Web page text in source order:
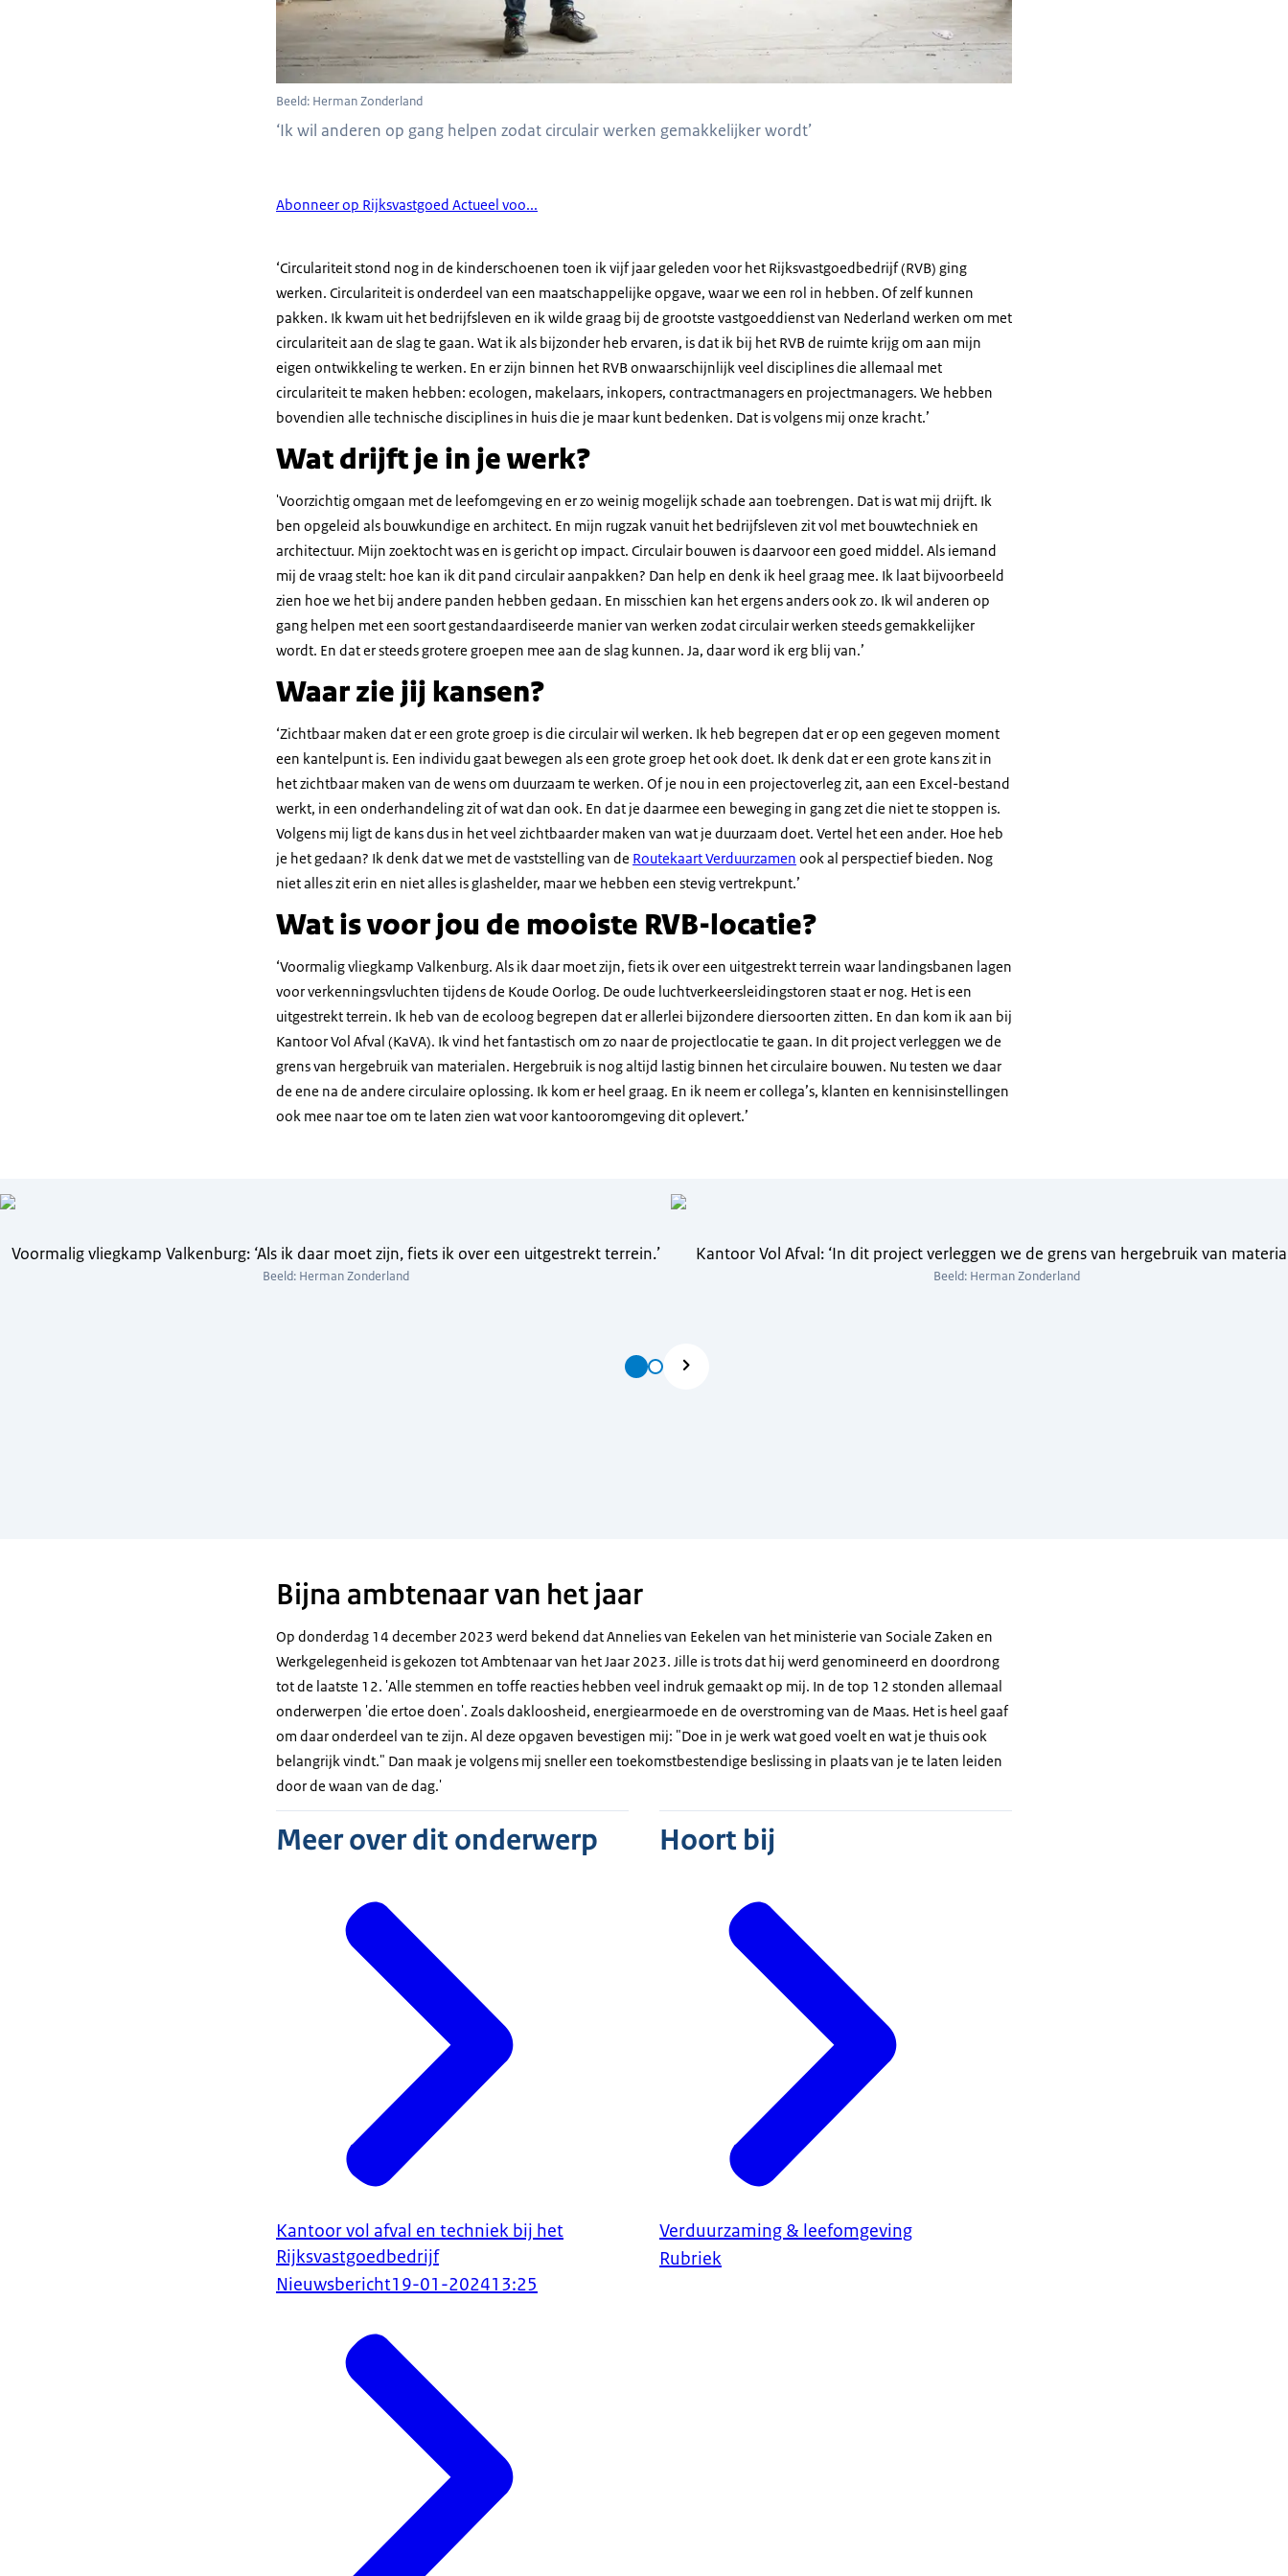
Beeld: Herman Zonderland
‘Ik wil anderen op gang helpen zodat circulair werken gemakkelijker wordt’
Abonneer op Rijksvastgoed Actueel voo...
‘Circulariteit stond nog in de kinderschoenen toen ik vijf jaar geleden voor het Rijksvastgoedbedrijf (RVB) ging
werken. Circulariteit is onderdeel van een maatschappelijke opgave, waar we een rol in hebben. Of zelf kunnen
pakken. Ik kwam uit het bedrijfsleven en ik wilde graag bij de grootste vastgoeddienst van Nederland werken om met
circulariteit aan de slag te gaan. Wat ik als bijzonder heb ervaren, is dat ik bij het RVB de ruimte krijg om aan mijn
eigen ontwikkeling te werken. En er zijn binnen het RVB onwaarschijnlijk veel disciplines die allemaal met
circulariteit te maken hebben: ecologen, makelaars, inkopers, contractmanagers en projectmanagers. We hebben
bovendien alle technische disciplines in huis die je maar kunt bedenken. Dat is volgens mij onze kracht.’
Wat drijft je in je werk?
'Voorzichtig omgaan met de leefomgeving en er zo weinig mogelijk schade aan toebrengen. Dat is wat mij drijft. Ik
ben opgeleid als bouwkundige en architect. En mijn rugzak vanuit het bedrijfsleven zit vol met bouwtechniek en
architectuur. Mijn zoektocht was en is gericht op impact. Circulair bouwen is daarvoor een goed middel. Als iemand
mij de vraag stelt: hoe kan ik dit pand circulair aanpakken? Dan help en denk ik heel graag mee. Ik laat bijvoorbeeld
zien hoe we het bij andere panden hebben gedaan. En misschien kan het ergens anders ook zo. Ik wil anderen op
gang helpen met een soort gestandaardiseerde manier van werken zodat circulair werken steeds gemakkelijker
wordt. En dat er steeds grotere groepen mee aan de slag kunnen. Ja, daar word ik erg blij van.’
Waar zie jij kansen?
‘Zichtbaar maken dat er een grote groep is die circulair wil werken. Ik heb begrepen dat er op een gegeven moment
een kantelpunt is. Een individu gaat bewegen als een grote groep het ook doet. Ik denk dat er een grote kans zit in
het zichtbaar maken van de wens om duurzaam te werken. Of je nou in een projectoverleg zit, aan een Excel-bestand
werkt, in een onderhandeling zit of wat dan ook. En dat je daarmee een beweging in gang zet die niet te stoppen is.
Volgens mij ligt de kans dus in het veel zichtbaarder maken van wat je duurzaam doet. Vertel het een ander. Hoe heb
je het gedaan? Ik denk dat we met de vaststelling van de Routekaart Verduurzamen ook al perspectief bieden. Nog
niet alles zit erin en niet alles is glashelder, maar we hebben een stevig vertrekpunt.’
Wat is voor jou de mooiste RVB-locatie?
‘Voormalig vliegkamp Valkenburg. Als ik daar moet zijn, fiets ik over een uitgestrekt terrein waar landingsbanen lagen
voor verkenningsvluchten tijdens de Koude Oorlog. De oude luchtverkeersleidingstoren staat er nog. Het is een
uitgestrekt terrein. Ik heb van de ecoloog begrepen dat er allerlei bijzondere diersoorten zitten. En dan kom ik aan bij
Kantoor Vol Afval (KaVA). Ik vind het fantastisch om zo naar de projectlocatie te gaan. In dit project verleggen we de
grens van hergebruik van materialen. Hergebruik is nog altijd lastig binnen het circulaire bouwen. Nu testen we daar
de ene na de andere circulaire oplossing. Ik kom er heel graag. En ik neem er collega’s, klanten en kennisinstellingen
ook mee naar toe om te laten zien wat voor kantooromgeving dit oplevert.’
Voormalig vliegkamp Valkenburg: ‘Als ik daar moet zijn, fiets ik over een uitgestrekt terrein.’
Beeld: Herman Zonderland
Kantoor Vol Afval: ‘In dit project verleggen we de grens van hergebruik van
Beeld: Herman Zonderland
Bijna ambtenaar van het jaar
Op donderdag 14 december 2023 werd bekend dat Annelies van Eekelen van het ministerie van Sociale Zaken en
Werkgelegenheid is gekozen tot Ambtenaar van het Jaar 2023. Jille is trots dat hij werd genomineerd en doordrong
tot de laatste 12. 'Alle stemmen en toffe reacties hebben veel indruk gemaakt op mij. In de top 12 stonden allemaal
onderwerpen 'die ertoe doen'. Zoals dakloosheid, energiearmoede en de overstroming van de Maas. Het is heel gaaf
om daar onderdeel van te zijn. Al deze opgaven bevestigen mij: "Doe in je werk wat goed voelt en wat je thuis ook
belangrijk vindt." Dan maak je volgens mij sneller een toekomstbestendige beslissing in plaats van je te laten leiden
door de waan van de dag.'
Meer over dit onderwerp
Kantoor vol afval en techniek bij het
Rijksvastgoedbedrijf
Nieuwsbericht19-01-202413:25
Hoort bij
Verduurzaming & leefomgeving
Rubriek